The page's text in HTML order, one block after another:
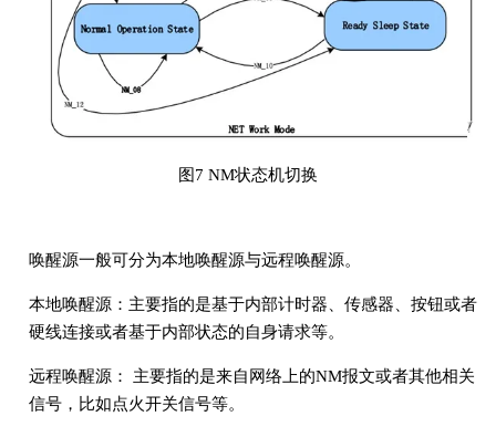
图7 NM状态机切换
唤醒源一般可分为本地唤醒源与远程唤醒源。
本地唤醒源：主要指的是基于内部计时器、传感器、按钮或者
硬线连接或者基于内部状态的自身请求等。
远程唤醒源： 主要指的是来自网络上的NM报文或者其他相关
信号，比如点火开关信号等。